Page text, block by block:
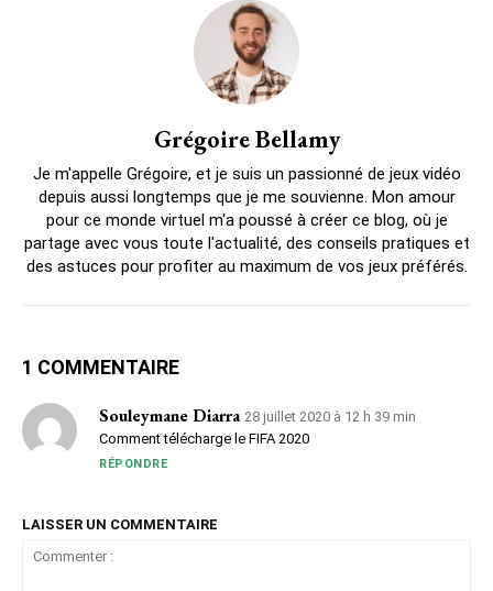
Grégoire Bellamy
Je m'appelle Grégoire, et je suis un passionné de jeux vidéo
depuis aussi longtemps que je me souvienne. Mon amour
pour ce monde virtuel m'a poussé à créer ce blog, où je
partage avec vous toute l'actualité, des conseils pratiques et
des astuces pour profiter au maximum de vos jeux préférés.
1 COMMENTAIRE
Souleymane Diarra 28 juillet 2020 à 12 h 39 min
Comment télécharge le FIFA 2020
RÉPONDRE
LAISSER UN COMMENTAIRE